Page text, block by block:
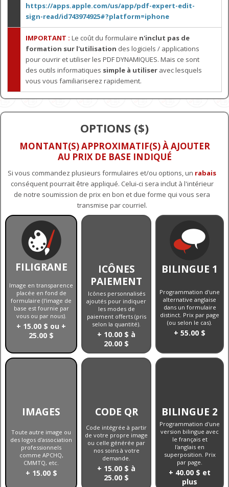
https://apps.apple.com/us/app/pdf-expert-edit-
sign-read/id743974925#?platform=iphone
IMPORTANT : Le coût du formulaire n'inclut pas de
formation sur l'utilisation des logiciels / applications
pour ouvrir et utiliser les PDF DYNAMIQUES. Mais ce sont
des outils informatiques simple à utiliser avec lesquels
vous vous familiariserez rapidement.
OPTIONS ($)
MONTANT(S) APPROXIMATIF(S) À AJOUTER
AU PRIX DE BASE INDIQUÉ
Si vous commandez plusieurs formulaires et/ou options, un rabais
conséquent pourrait être appliqué. Celui-ci sera inclut à l'intérieur
de notre soumission de prix en bon et due forme qui vous sera
transmise par courriel.
FILIGRANE
Image en transparence
placée en fond de
formulaire (l'image de
base est fournie par
vous ou par nous).
+ 15.00 $ ou +
25.00 $
ICÔNES
PAIEMENT
Icônes personnalisés
ajoutés pour indiquer
les modes de
paiement offerts (pris
selon la quantité).
+ 10.00 $ à
20.00 $
BILINGUE 1
Programmation d'une
alternative anglaise
dans un formulaire
distinct. Prix par page
(ou selon le cas).
+ 55.00 $
IMAGES
Toute autre image ou
des logos d'association
professionnels
comme APCHQ,
CMMTQ, etc.
+ 15.00 $
CODE QR
Code intégrée à partir
de votre propre image
ou celle générée par
nos soins à votre
demande.
+ 15.00 $ à
25.00 $
BILINGUE 2
Programmation d'une
version bilingue avec
le français et
l'anglais en
superposition. Prix
par page.
+ 40.00 $ et
plus